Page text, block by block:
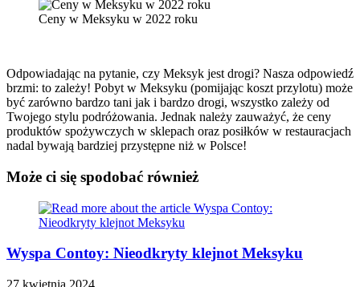
Ceny w Meksyku w 2022 roku
Odpowiadając na pytanie, czy Meksyk jest drogi? Nasza odpowiedź
brzmi: to zależy! Pobyt w Meksyku (pomijając koszt przylotu) może
być zarówno bardzo tani jak i bardzo drogi, wszystko zależy od
Twojego stylu podróżowania. Jednak należy zauważyć, że ceny
produktów spożywczych w sklepach oraz posiłków w restauracjach
nadal bywają bardziej przystępne niż w Polsce!
Może ci się spodobać również
Wyspa Contoy: Nieodkryty klejnot Meksyku